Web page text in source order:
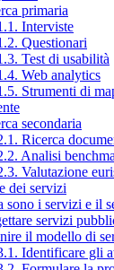
primaria
Interviste
Questionari
Test di usabilità
Web analytics
Strumenti di
secondaria
Ricerca
Analisi
Valutazione
dei servizi
sono i servizi e il
servizi
il modello di
Identificare gli